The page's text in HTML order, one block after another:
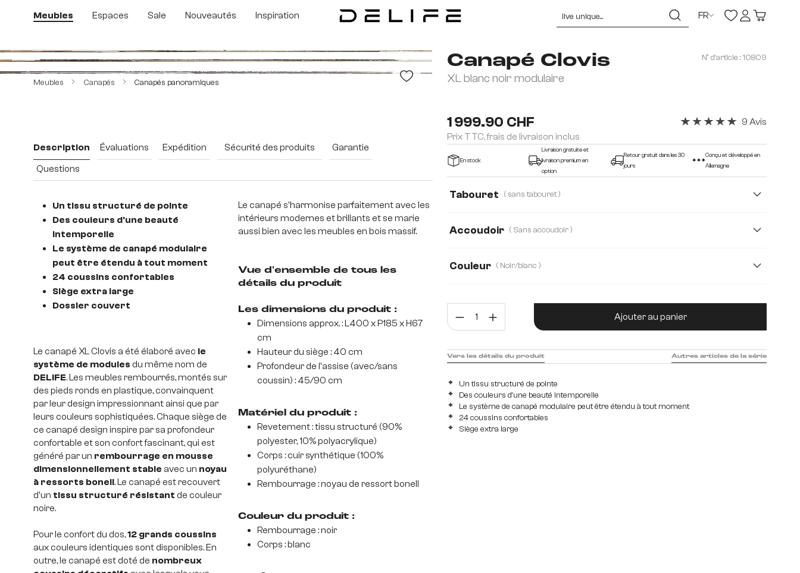
au contenu principal
Passer à la recherche
Passer à la navigation principale
Meubles Espaces Sale Nouveautés Inspiration FR
Meubles Canapés Canapés panoramiques
Canapé Clovis
XL blanc noir modulaire
N° d'article : 10809
1 999.90 CHF
Prix TTC, frais de livraison inclus
9 Avis
En stock
Livraison gratuite et
livraison premium en
option
Retour gratuit dans les 30
jours
Conçu et développé en
Allemagne
Tabouret ( sans tabouret )
Accoudoir ( Sans accoudoir )
Couleur ( Noir/blanc )
Quantité de produit : Entrez la quantité
Ajouter au panier
Un tissu structuré de pointe
Des couleurs d'une beauté intemporelle
Le système de canapé modulaire peut être étendu à tout moment
24 coussins confortables
Siège extra large
Vers les détails du produit Autres articles de la série
Description Évaluations Expédition Sécurité des produits
Garantie
Questions
Un tissu structuré de pointe
Des couleurs d'une beauté
intemporelle
Le système de canapé modulaire
peut être étendu à tout moment
24 coussins confortables
Siège extra large
Dossier couvert
Le canapé XL Clovis a été élaboré avec le
système de modules du même nom de
DELIFE. Les meubles rembourrés, montés sur
des pieds ronds en plastique, convainquent
par leur design impressionnant ainsi que par
leurs couleurs sophistiquées. Chaque siège de
ce canapé design inspire par sa profondeur
confortable et son confort fascinant, qui est
généré par un rembourrage en mousse
dimensionnellement stable avec un noyau
à ressorts bonell. Le canapé est recouvert
d'un tissu structuré résistant de couleur
noire.
Pour le confort du dos,12 grands coussins
aux couleurs identiques sont disponibles. En
outre, le canapé est doté de nombreux
Le canapé s'harmonise parfaitement avec les
intérieurs modernes et brillants et se marie
aussi bien avec les meubles en bois massif.
Vue d'ensemble de tous les
détails du produit
Les dimensions du produit :
Dimensions approx. : L400 x P185 x H67
cm
Hauteur du siège : 40 cm
Profondeur de l'assise (avec/sans
coussin) : 45/90 cm
Matériel du produit :
Revetement : tissu structuré (90%
polyester, 10% polyacrylique)
Corps : cuir synthétique (100%
polyuréthane)
Rembourrage : noyau de ressort bonell
Couleur du produit :
Rembourrage : noir
Corps : blanc